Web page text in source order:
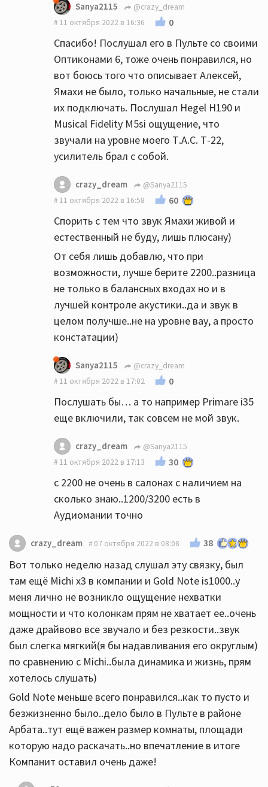
Sanya2115
@crazy_dream
11 октября 2022 в 16:36
0
Спасибо! Послушал его в Пульте со своими
Оптиконами 6, тоже очень понравился, но
вот боюсь того что описывает Алексей,
Ямахи не было, только начальные, не стали
их подключать. Послушал Hegel Н190 и
Musical Fidelity M5si ощущение, что
звучали на уровне моего Т.А.С. Т-22,
усилитель брал с собой.
crazy_dream
@Sanya2115
11 октября 2022 в 16:58
60
Спорить с тем что звук Ямахи живой и
естественный не буду, лишь плюсану)
От себя лишь добавлю, что при
возможности, лучше берите 2200..разница
не только в балансных входах но и в
лучшей контроле акустики..да и звук в
целом получше..не на уровне вау, а просто
констатации)
Sanya2115
@crazy_dream
11 октября 2022 в 17:02
0
Послушать бы… а то например Primare i35
еще включили, так совсем не мой звук.
crazy_dream
@Sanya2115
11 октября 2022 в 17:13
30
c 2200 не очень в салонах с наличием на
сколько знаю..1200/3200 есть в
Аудиомании точно
crazy_dream 07 октября 2022 в 08:08 38
Вот только неделю назад слушал эту связку, был
там ещё Michi x3 в компании и Gold Note is1000..у
меня лично не возникло ощущение нехватки
мощности и что колонкам прям не хватает ее..очень
даже драйвово все звучало и без резкости..звук
был слегка мягкий(я бы надавливания его округлым)
по сравнению с Michi..была динамика и жизнь, прям
хотелось слушать)
Gold Note меньше всего понравился..как то пусто и
безжизненно было..дело было в Пульте в районе
Арбата..тут ещё важен размер комнаты, площади
которую надо раскачать..но впечатление в итоге
Компанит оставил очень даже!